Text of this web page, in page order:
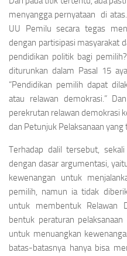
menyangga pernyataan di
UU Pemilu secara tegas
dengan partisipasi masyarakat
pendidikan politik bagi
diturunkan dalam Pasal 15
“Pendidikan pemilih dapat
atau relawan demokrasi.”
perekrutan relawan demokrasi
dan Petunjuk Pelaksanaan
Terhadap dalil tersebut,
dengan dasar argumentasi,
kewenangan untuk
pemilih, namun ia tidak
untuk membentuk Relawan
bentuk peraturan pelaksanaan
untuk menuangkan
batas-batasnya hanya bisa